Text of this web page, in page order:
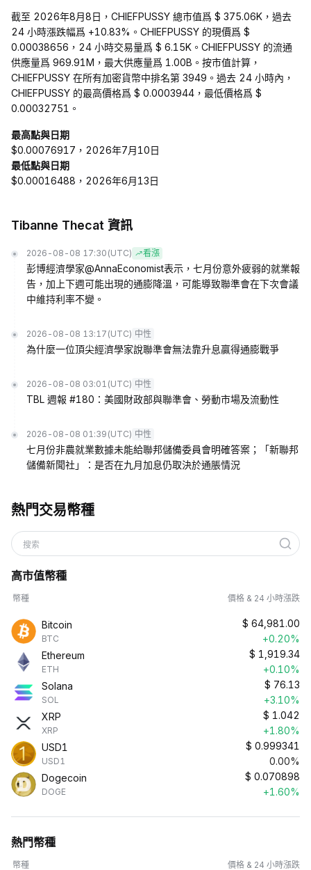
截至 2026年8月8日，CHIEFPUSSY 總市值爲 $ 375.06K，過去
24 小時漲跌幅爲 +10.83%。CHIEFPUSSY 的現價爲 $
0.00038656，24 小時交易量爲 $ 6.15K。CHIEFPUSSY 的流通
供應量爲 969.91M，最大供應量爲 1.00B。按市值計算，
CHIEFPUSSY 在所有加密貨幣中排名第 3949。過去 24 小時內，
CHIEFPUSSY 的最高價格爲 $ 0.0003944，最低價格爲 $
0.00032751。
最高點與日期
$0.00076917，2026年7月10日
最低點與日期
$0.00016488，2026年6月13日
Tibanne Thecat 資訊
2026-08-08 17:30 (UTC) 看漲
彭博經濟學家@AnnaEconomist表示，七月份意外疲弱的就業報
告，加上下週可能出現的通膨降溫，可能導致聯準會在下次會議
中維持利率不變。
2026-08-08 13:17 (UTC) 中性
為什麼一位頂尖經濟學家說聯準會無法靠升息贏得通膨戰爭
2026-08-08 03:01 (UTC) 中性
TBL 週報 #180：美國財政部與聯準會、勞動市場及流動性
2026-08-08 01:39 (UTC) 中性
七月份非農就業數據未能給聯邦儲備委員會明確答案；「新聯邦
儲備新聞社」：是否在九月加息仍取決於通脹情況
熱門交易幣種
搜索
高市值幣種
幣種 價格 & 24 小時漲跌
Bitcoin
BTC
$ 64,981.00
+0.20%
Ethereum
ETH
$ 1,919.34
+0.10%
Solana
SOL
$ 76.13
+3.10%
XRP
XRP
$ 1.042
+1.80%
USD1
USD1
$ 0.999341
0.00%
Dogecoin
DOGE
$ 0.070898
+1.60%
熱門幣種
幣種 價格 & 24 小時漲跌